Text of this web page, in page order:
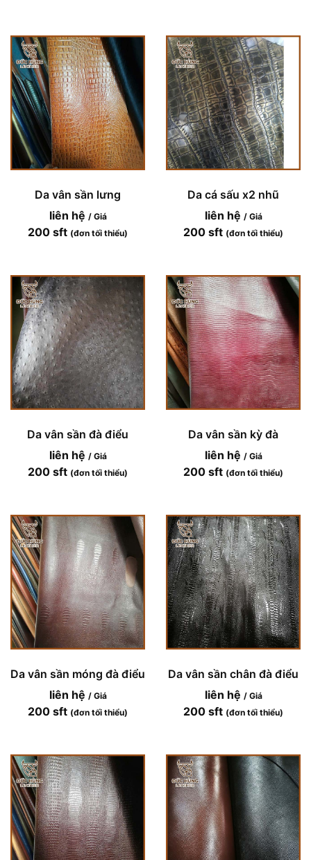
Da vân sần lưng
liên hệ / Giá
200 sft (đơn tối thiểu)
Da cá sấu x2 nhũ
liên hệ / Giá
200 sft (đơn tối thiểu)
Da vân sần đà điểu
liên hệ / Giá
200 sft (đơn tối thiểu)
Da vân sần kỳ đà
liên hệ / Giá
200 sft (đơn tối thiểu)
Da vân sần móng đà điểu
liên hệ / Giá
200 sft (đơn tối thiểu)
Da vân sần chân đà điểu
liên hệ / Giá
200 sft (đơn tối thiểu)